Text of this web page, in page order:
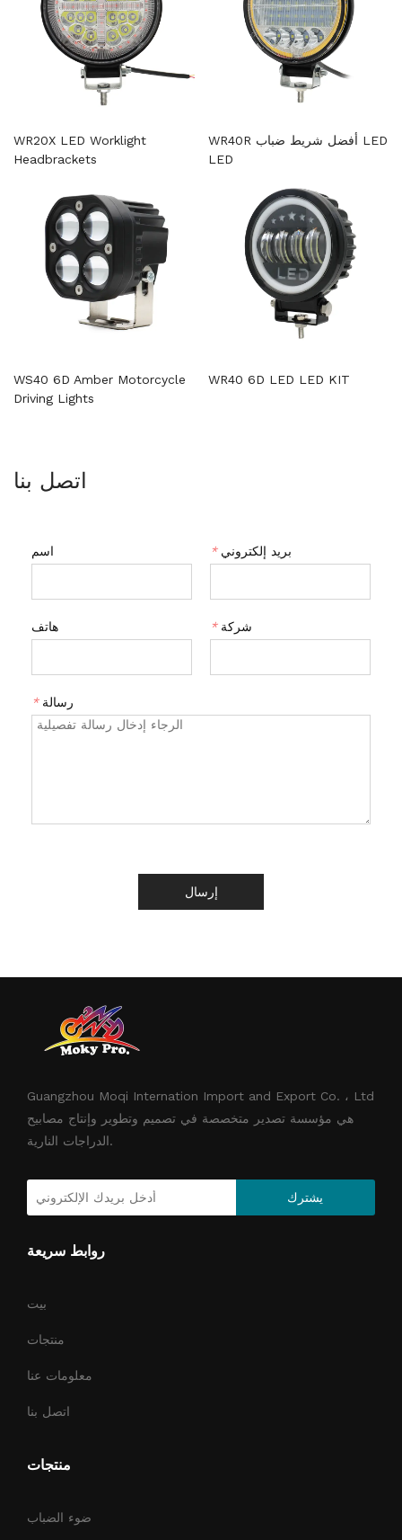
WR20X LED Worklight
Headbrackets
WR40R أفضل شريط ضباب LED
LED
WS40 6D Amber Motorcycle
Driving Lights
WR40 6D LED LED KIT
اتصل بنا
اسم * بريد إلكتروني
هاتف * شركة
* رسالة
إرسال
Guangzhou Moqi Internation Import and Export Co. ، Ltd
هي مؤسسة تصدير متخصصة في تصميم وتطوير وإنتاج مصابيح
الدراجات النارية.
يشترك
روابط سريعة
بيت
منتجات
معلومات عنا
اتصل بنا
منتجات
ضوء الضباب